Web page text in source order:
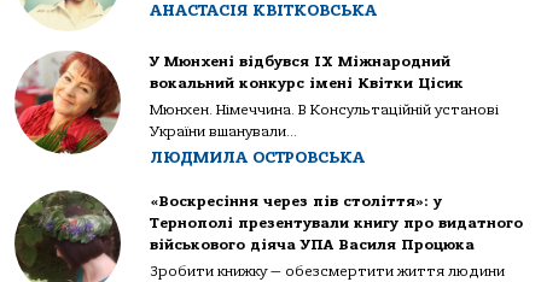
АНАСТАСІЯ КВІТКОВСЬКА
У Мюнхені відбувся IX Міжнародний
вокальний конкурс імені Квітки Цісик
Мюнхен. Німеччина. В Консультаційній установі
України вшанували...
ЛЮДМИЛА ОСТРОВСЬКА
«Воскресіння через пів століття»: у
Тернополі презентували книгу про видатного
військового діяча УПА Василя Процюка
Зробити книжку — обезсмертити життя людини